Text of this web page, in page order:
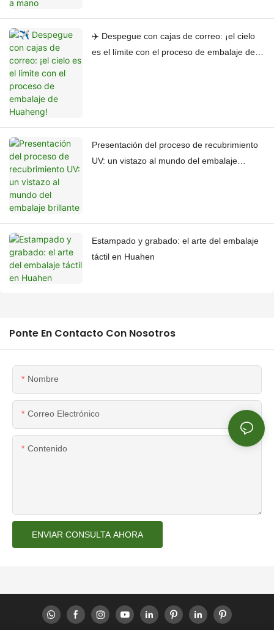
✈️ Despegue con cajas de correo: ¡el cielo
es el límite con el proceso de embalaje de
Presentación del proceso de recubrimiento
UV: un vistazo al mundo del embalaje
Estampado y grabado: el arte del embalaje
táctil en Huahen
Ponte En Contacto Con Nosotros
Nombre
Correo Electrónico
Contenido
ENVIAR CONSULTA AHORA